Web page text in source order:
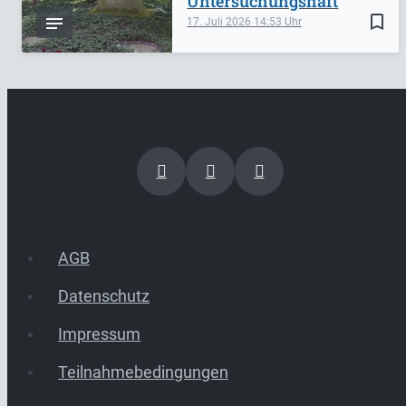
bookmark_border
17. Juli 2026 14:53
AGB
Datenschutz
Impressum
Teilnahmebedingungen